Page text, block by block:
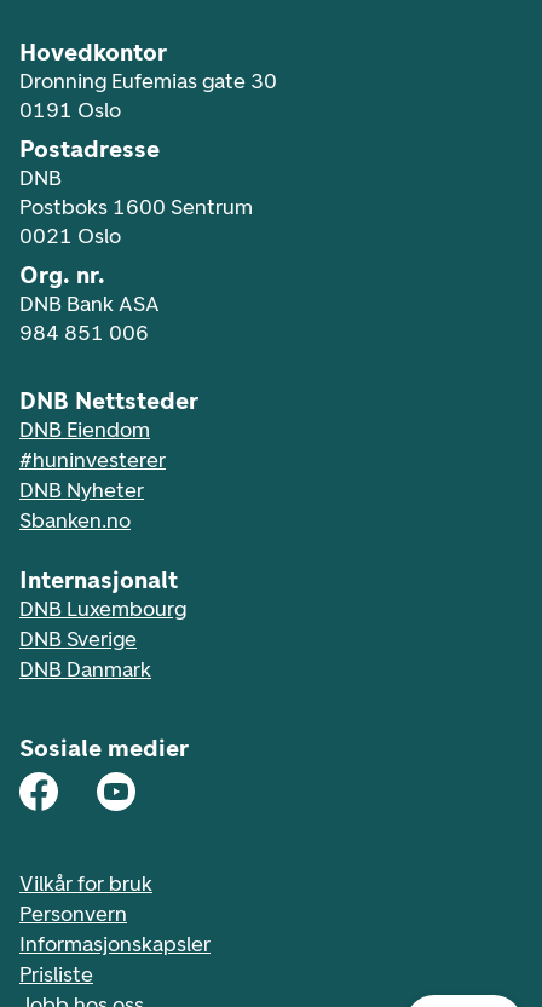
Hovedkontor
Dronning Eufemias gate 30
0191 Oslo
Postadresse
DNB
Postboks 1600 Sentrum
0021 Oslo
Org. nr.
DNB Bank ASA
984 851 006
DNB Nettsteder
DNB Eiendom
#huninvesterer
DNB Nyheter
Sbanken.no
Internasjonalt
DNB Luxembourg
DNB Sverige
DNB Danmark
Sosiale medier
Vilkår for bruk
Personvern
Informasjonskapsler
Prisliste